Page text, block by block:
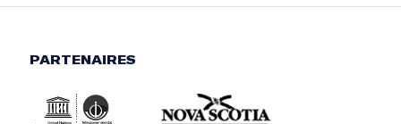
PARTENAIRES